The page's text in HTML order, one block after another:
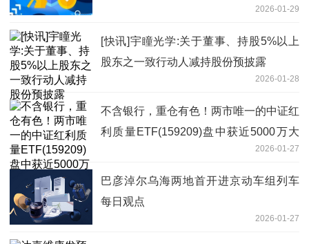
2026-01-29
[快讯]宇瞳光学:关于董事、持股5%以上
股东之一致行动人减持股份预披露
2026-01-28
不含银行，重仓有色！两市唯一的中证红
利质量ETF(159209)盘中获近5000万大
2026-01-27
巴彦淖尔乌海两地首开进京动车组列车
每日观点
2026-01-27